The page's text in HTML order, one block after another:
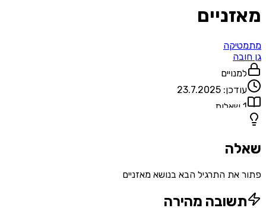
מאזניים
מתמטיקה
גן חובה
למנויים
עודכן: 23.7.2025
1 שאלות
שאלה
פתור את התרגיל הבא בנושא מאזניים
תשובה מהירה